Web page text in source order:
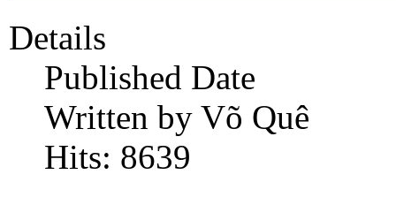
Details
Published Date
Written by Võ Quê
Hits: 8639